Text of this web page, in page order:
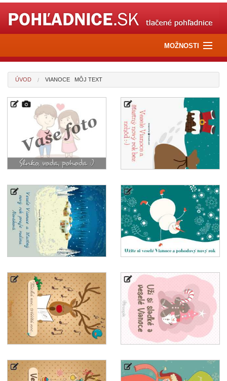
MOŽNOSTI
Pošli kvety
Pošli darček
ÚVOD VIANOCE MÔJ TEXT